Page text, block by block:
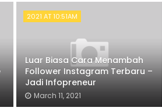
2021 AT 10:51AM
Luar Biasa Cara Menambah
Follower Instagram Terbaru –
Jadi Infopreneur
March 11, 2021